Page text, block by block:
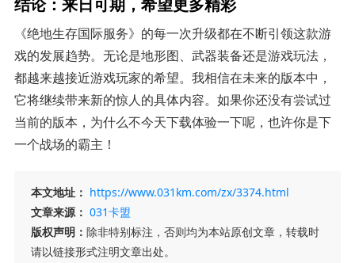
《绝地生存国际服务》的每一次升级都在不断引领这款游
戏的发展趋势。无论是地形图、武器装备还是游戏玩法，
都越来越接近游戏玩家的希望。我相信在未来的版本中，
它将继续带来新的惊人的具体内容。如果你还没有尝试过
当前的版本，为什么不今天下载体验一下呢，也许你是下
一个战场的霸主！
本文地址： https://www.031km.com/zx/3374.html
文章来源： 031卡盟
版权声明： 除非特别标注，否则均为本站原创文章，转载时
请以链接形式注明文章出处。